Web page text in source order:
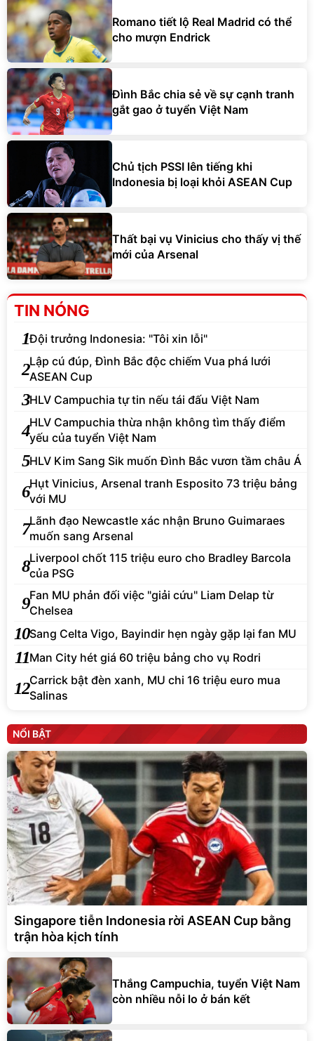
Romano tiết lộ Real Madrid có thể
cho mượn Endrick
Đình Bắc chia sẻ về sự cạnh tranh
gắt gao ở tuyển Việt Nam
Chủ tịch PSSI lên tiếng khi
Indonesia bị loại khỏi ASEAN Cup
Thất bại vụ Vinicius cho thấy vị thế
mới của Arsenal
TIN NÓNG
1Đội trưởng Indonesia: "Tôi xin lỗi"
2Lập cú đúp, Đình Bắc độc chiếm Vua phá lưới
ASEAN Cup
3HLV Campuchia tự tin nếu tái đấu Việt Nam
4HLV Campuchia thừa nhận không tìm thấy điểm
yếu của tuyển Việt Nam
5HLV Kim Sang Sik muốn Đình Bắc vươn tầm châu Á
6Hụt Vinicius, Arsenal tranh Esposito 73 triệu bảng
với MU
7Lãnh đạo Newcastle xác nhận Bruno Guimaraes
muốn sang Arsenal
8Liverpool chốt 115 triệu euro cho Bradley Barcola
của PSG
9Fan MU phản đối việc "giải cứu" Liam Delap từ
Chelsea
10Sang Celta Vigo, Bayindir hẹn ngày gặp lại fan MU
11Man City hét giá 60 triệu bảng cho vụ Rodri
12Carrick bật đèn xanh, MU chi 16 triệu euro mua
Salinas
NỔI BẬT
Singapore tiễn Indonesia rời ASEAN Cup bằng
trận hòa kịch tính
Thắng Campuchia, tuyển Việt Nam
còn nhiều nỗi lo ở bán kết